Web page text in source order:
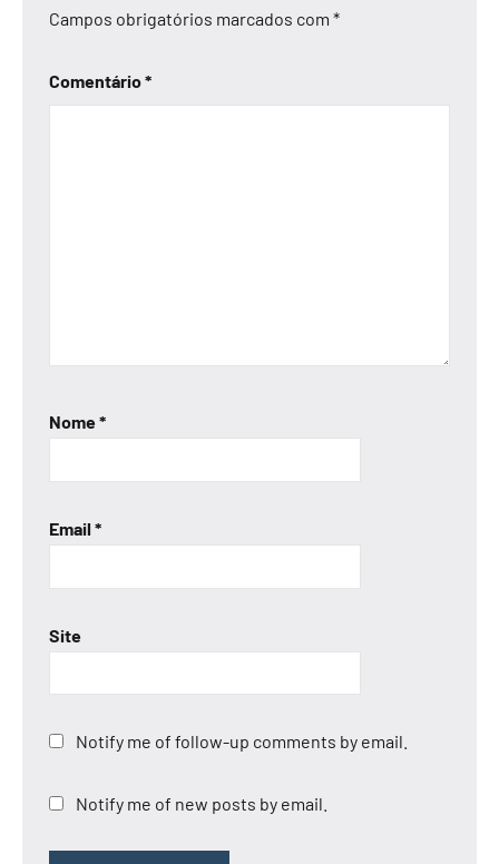
Campos obrigatórios marcados com *
Comentário*
Nome*
Email *
Site
Notify me of follow-up comments by email.
Notify me of new posts by email.